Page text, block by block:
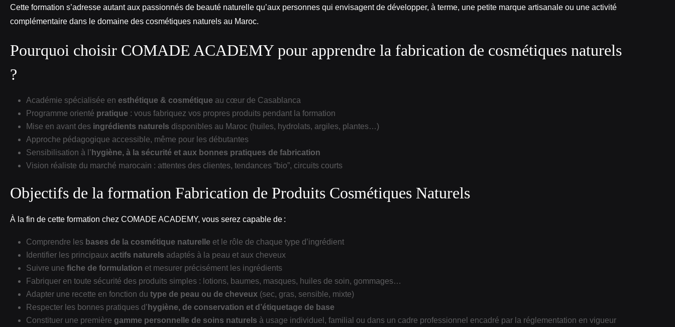
Cette formation s’adresse autant aux passionnés de beauté naturelle qu’aux personnes qui envisagent de développer, à terme, une petite marque artisanale ou une activité
complémentaire dans le domaine des cosmétiques naturels au Maroc.
Pourquoi choisir COMADE ACADEMY pour apprendre la fabrication de cosmétiques naturels
?
Académie spécialisée en esthétique & cosmétique au cœur de Casablanca
Programme orienté pratique : vous fabriquez vos propres produits pendant la formation
Mise en avant des ingrédients naturels disponibles au Maroc (huiles, hydrolats, argiles, plantes…)
Approche pédagogique accessible, même pour les débutantes
Sensibilisation à l’ hygiène, à la sécurité et aux bonnes pratiques de fabrication
Vision réaliste du marché marocain : attentes des clientes, tendances “bio”, circuits courts
Objectifs de la formation Fabrication de Produits Cosmétiques Naturels
À la fin de cette formation chez COMADE ACADEMY, vous serez capable de :
Comprendre les bases de la cosmétique naturelle et le rôle de chaque type d’ingrédient
Identifier les principaux actifs naturels adaptés à la peau et aux cheveux
Suivre une fiche de formulation et mesurer précisément les ingrédients
Fabriquer en toute sécurité des produits simples : lotions, baumes, masques, huiles de soin, gommages…
Adapter une recette en fonction du type de peau ou de cheveux (sec, gras, sensible, mixte)
Respecter les bonnes pratiques d’ hygiène, de conservation et d’étiquetage de base
Constituer une première gamme personnelle de soins naturels à usage individuel, familial ou dans un cadre professionnel encadré par la réglementation en vigueur